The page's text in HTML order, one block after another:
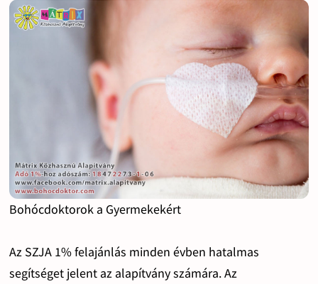
Bohócdoktorok a Gyermekekért
Az SZJA 1% felajánlás minden évben hatalmas
segítséget jelent az alapítvány számára. Az